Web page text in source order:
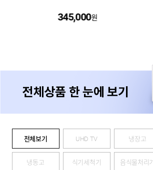
359,000원
전체상품 한 눈에 보기
전체보기 UHD TV 냉장고
냉동고 식기세척기 음식물처리기